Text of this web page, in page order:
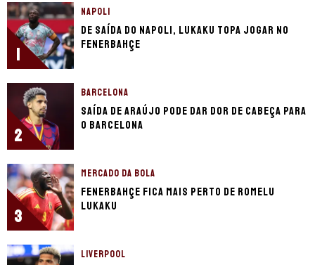
1
NAPOLI
De saída do Napoli, Lukaku topa jogar no
Fenerbahçe
2
BARCELONA
Saída de Araújo pode dar dor de cabeça para
o Barcelona
3
MERCADO DA BOLA
Fenerbahçe fica mais perto de Romelu
Lukaku
LIVERPOOL